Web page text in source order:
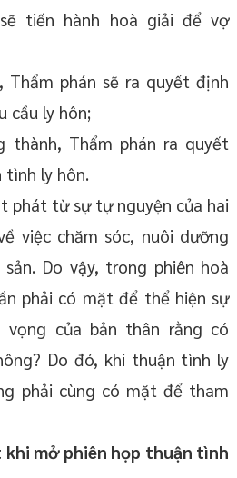
tiến hành hoà giải để vợ
Thẩm phán sẽ ra quyết định
cầu ly hôn;
thành, Thẩm phán ra quyết
tình ly hôn.
phát từ sự tự nguyện của hai
việc chăm sóc, nuôi dưỡng
Do vậy, trong phiên hoà
phải có mặt để thể hiện sự
vọng của bản thân rằng có
Do đó, khi thuận tình ly
phải cùng có mặt để tham
khi mở phiên họp thuận tình